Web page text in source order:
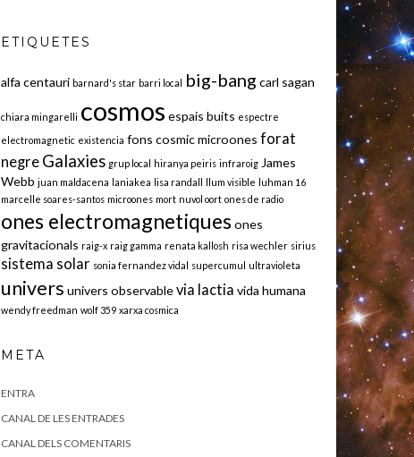
ETIQUETES
alfa centauri barnard's star barri local big-bang carl sagan
chiara mingarelli cosmos espais buits espectre
electromagnetic existencia fons cosmic microones forat
negre Galaxies grup local hiranya peiris infraroig James
Webb juan maldacena laniakea lisa randall llum visible luhman 16
marcelle soares-santos microones mort nuvol oort ones de radio
ones electromagnetiquesones
gravitacionals raig-x raig gamma renata kallosh risa wechler sirius
sistema solar sonia fernandez vidal supercumul ultravioleta
univers univers observablevia lactia vida humana
wendy freedman wolf 359 xarxa cosmica
META
ENTRA
CANAL DE LES ENTRADES
CANAL DELS COMENTARIS